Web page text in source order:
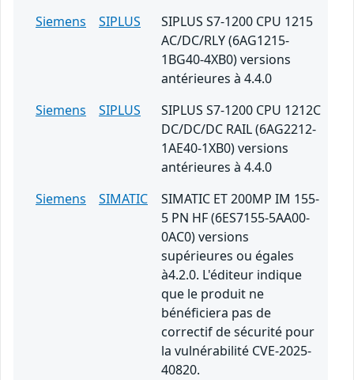
Siemens
SIPLUS
SIPLUS S7-1200 CPU 1215
AC/DC/RLY (6AG1215-
1BG40-4XB0) versions
antérieures à 4.4.0
Siemens
SIPLUS
SIPLUS S7-1200 CPU 1212C
DC/DC/DC RAIL (6AG2212-
1AE40-1XB0) versions
antérieures à 4.4.0
Siemens
SIMATIC
SIMATIC ET 200MP IM 155-
5 PN HF (6ES7155-5AA00-
0AC0) versions
supérieures ou égales
à4.2.0. L'éditeur indique
que le produit ne
bénéficiera pas de
correctif de sécurité pour
la vulnérabilité CVE-2025-
40820.